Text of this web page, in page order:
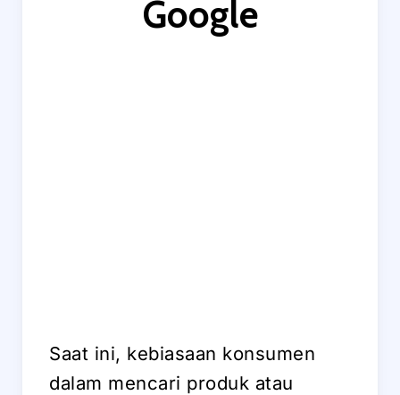
Google
Saat ini, kebiasaan konsumen
dalam mencari produk atau